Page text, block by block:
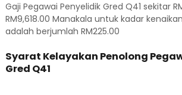
Gaji Pegawai Penyelidik Gred Q41 sekitar
RM9,618.00 Manakala untuk kadar
adalah berjumlah RM225.00
Syarat Kelayakan Penolong
Gred Q41